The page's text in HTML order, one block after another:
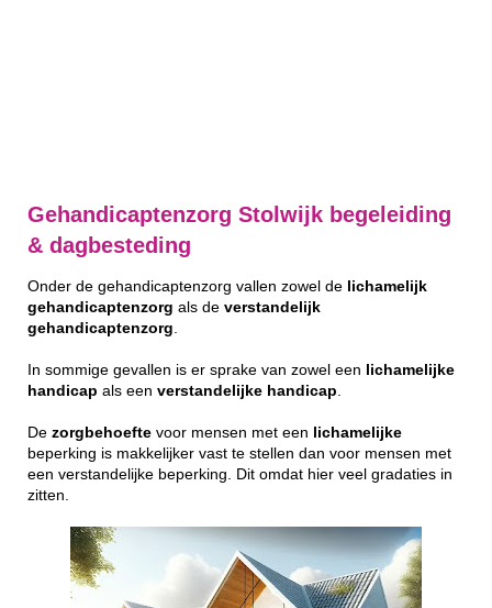
Gehandicaptenzorg Stolwijk begeleiding
& dagbesteding
Onder de gehandicaptenzorg vallen zowel de lichamelijk
gehandicaptenzorg als de verstandelijk
gehandicaptenzorg
In sommige gevallen is er sprake van zowel een lichamelijke
handicap als een verstandelijke handicap
De zorgbehoefte voor mensen met een lichamelijke
beperking is makkelijker vast te stellen dan voor mensen met
een verstandelijke beperking. Dit omdat hier veel gradaties in
zitten.